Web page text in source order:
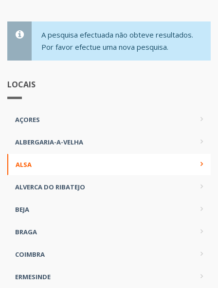
A pesquisa efectuada não obteve resultados.
Por favor efectue uma nova pesquisa.
LOCAIS
AÇORES
ALBERGARIA-A-VELHA
ALSA
ALVERCA DO RIBATEJO
BEJA
BRAGA
COIMBRA
ERMESINDE